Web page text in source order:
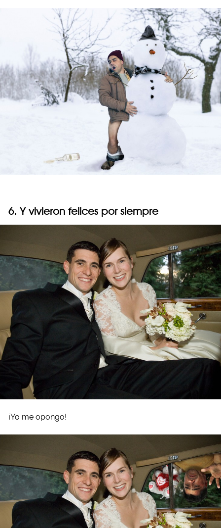
6. Y vivieron felices por siempre
¡Yo me opongo!